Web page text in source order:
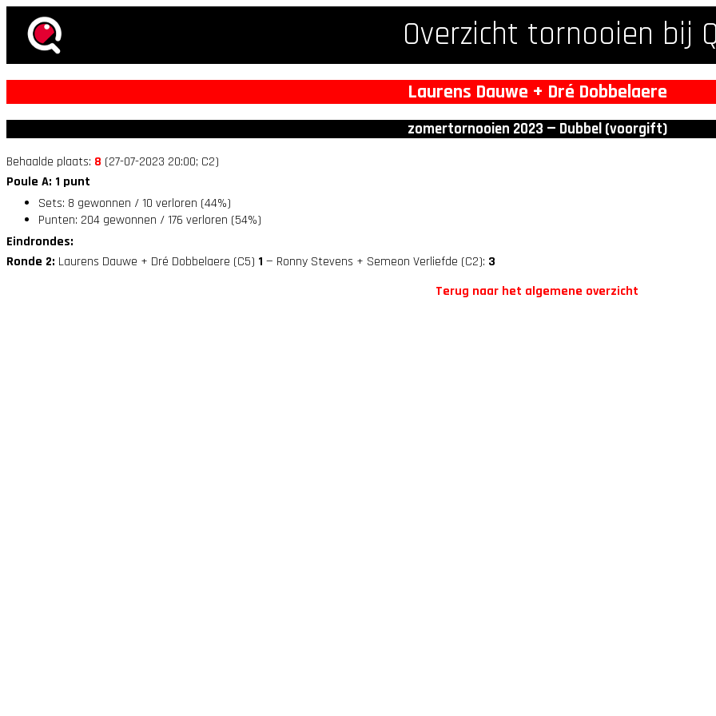
Overzicht tornooien bij
Laurens Dauwe + Dré Dobbelaere
zomertornooien 2023 — Dubbel (voorgift)
Behaalde plaats: 8 (27-07-2023 20:00; C2)
Poule A: 1 punt
Sets: 8 gewonnen / 10 verloren (44%)
Punten: 204 gewonnen / 176 verloren (54%)
Eindrondes:
Ronde 2: Laurens Dauwe + Dré Dobbelaere (C5) 1 — Ronny Stevens + Semeon Verliefde (C2): 3
Terug naar het algemene overzicht